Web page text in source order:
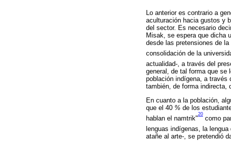
Lo anterior es contrario a
aculturación hacia gustos y
del sector. Es necesario
Misak, se espera que dicha
desde las pretensiones de
consolidación de la
actualidad-, a través del
general, de tal forma que se
población indígena, a través
también, de forma indirecta,
En cuanto a la población,
que el 40 % de los
hablan el namtrik"
20
como
lenguas indígenas, la
atañe al arte-, se pretendió